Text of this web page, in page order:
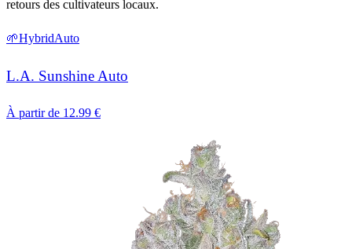
retours des cultivateurs locaux.
🌱HybridAuto
L.A. Sunshine Auto
À partir de 12.99 €